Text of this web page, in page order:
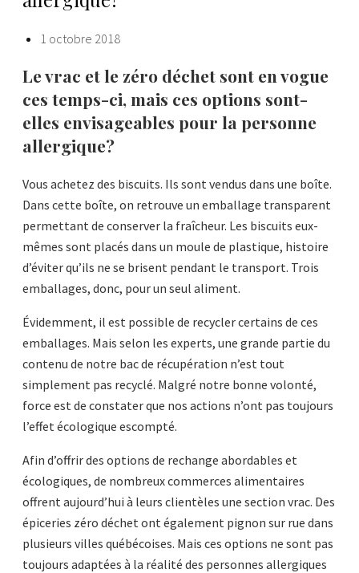
1 octobre 2018
Le vrac et le zéro déchet sont en vogue
ces temps-ci, mais ces options sont-
elles envisageables pour la personne
allergique?
Vous achetez des biscuits. Ils sont vendus dans une boîte.
Dans cette boîte, on retrouve un emballage transparent
permettant de conserver la fraîcheur. Les biscuits eux-
mêmes sont placés dans un moule de plastique, histoire
d’éviter qu’ils ne se brisent pendant le transport. Trois
emballages, donc, pour un seul aliment.
Évidemment, il est possible de recycler certains de ces
emballages. Mais selon les experts, une grande partie du
contenu de notre bac de récupération n’est tout
simplement pas recyclé. Malgré notre bonne volonté,
force est de constater que nos actions n’ont pas toujours
l’effet écologique escompté.
Afin d’offrir des options de rechange abordables et
écologiques, de nombreux commerces alimentaires
offrent aujourd’hui à leurs clientèles une section vrac. Des
épiceries zéro déchet ont également pignon sur rue dans
plusieurs villes québécoises. Mais ces options ne sont pas
toujours adaptées à la réalité des personnes allergiques